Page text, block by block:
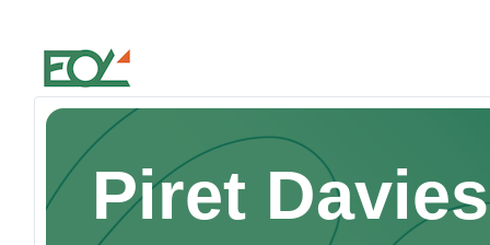
Estonian Orienteering Federation
Piret Davies